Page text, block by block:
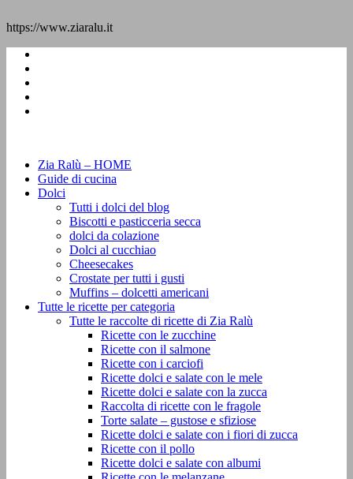
https://www.ziaralu.it
Zia Ralù – HOME
Guide di cucina
Dolci
Tutti i dolci del blog
Biscotti e pasticceria secca
dolci da colazione
Dolci al cucchiao
Cheesecakes
Crostate per tutti i gusti
Muffins – dolcetti americani
Tutte le ricette per categoria
Tutte le raccolte di ricette di Zia Ralù
Ricette con le zucchine
Ricette con il salmone
Ricette con i carciofi
Ricette dolci e salate con le mele
Ricette dolci e salate con la zucca
Raccolta di ricette con le fragole
Torte salate – gustose e sfiziose
Ricette dolci e salate con i fiori di zucca
Ricette con il pollo
Ricette dolci e salate con albumi